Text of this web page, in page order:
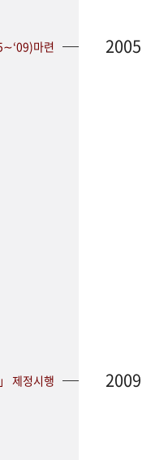
마련 2005
제정시행 2009